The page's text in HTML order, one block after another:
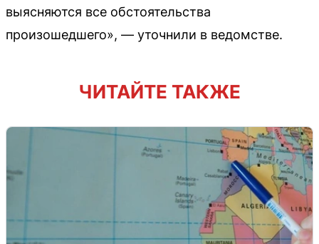
выясняются все обстоятельства
произошедшего», — уточнили в ведомстве.
ЧИТАЙТЕ ТАКЖЕ